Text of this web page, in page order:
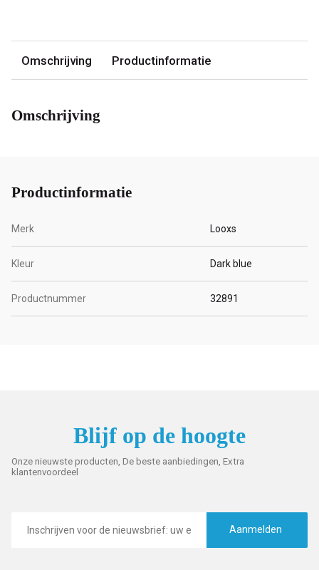
Omschrijving Productinformatie
Omschrijving
Productinformatie
Merk Looxs
Kleur Dark blue
Productnummer 32891
Blijf op de hoogte
Onze nieuwste producten, De beste aanbiedingen, Extra
klantenvoordeel
mailadres
Aanmelden